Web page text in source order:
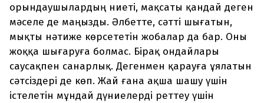
орындаушылардың ниеті, мақсаты қандай деген
мәселе де маңызды. Әлбетте, сәтті шығатын,
мықты нәтиже көрсететін жобалар да бар. Оны
жоққа шығаруға болмас. Бірақ ондайлары
саусақпен санарлық. Дегенмен қарауға ұялатын
сәтсіздері де көп. Жай ғана ақша шашу үшін
істелетін мұндай дүниелерді реттеу үшін